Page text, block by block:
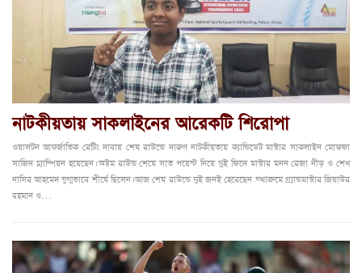
নাটকীয়তায় সাকলাইনের আরেকটি শিরোপা
ওয়ালটন আন্তর্জাতিক রেটিং দাবায় শেষ রাউন্ডে দারুণ নাটকীয়তায় ক্যান্ডিডেট মাস্টার সাকলাইন মোস্তফা
সাজিদ চ্যাম্পিয়ন হয়েছেন। অষ্টম রাউন্ড শেষে সাত পয়েন্ট নিয়ে দুই ফিদে মাস্টার মনন রেজা নীড় ও শেখ
নাসির আহমেদ যুগ্মভাবে শীর্ষে ছিলেন। আজ শেষ রাউন্ডে দুই জনই হেরেছেন যথাক্রমে গ্র্যান্ডমাস্টার জিয়াউর
রহমান ও…